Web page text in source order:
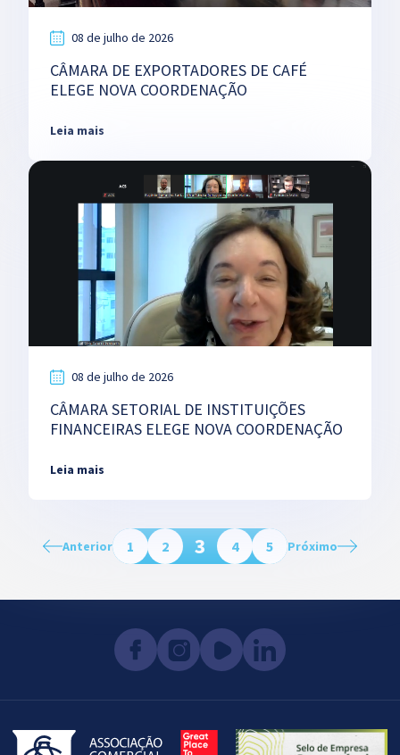
08 de julho de 2026
CÂMARA DE EXPORTADORES DE CAFÉ
ELEGE NOVA COORDENAÇÃO
Leia mais
08 de julho de 2026
CÂMARA SETORIAL DE INSTITUIÇÕES
FINANCEIRAS ELEGE NOVA COORDENAÇÃO
Leia mais
Anterior 1 2 3 4 5 Próximo